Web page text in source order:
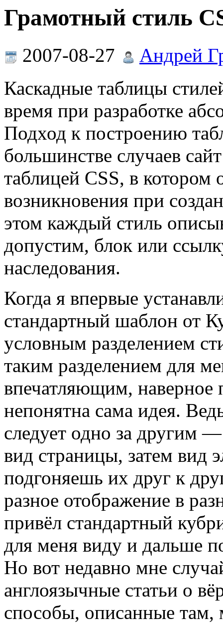
Грамотный стиль
2007-08-27
Андрей
Каскадные таблицы
время при разработке
Подход к построению
большинстве случаев
таблицей CSS, в котором
возникновения при
этом каждый стиль
допустим, блок или
наследования.
Когда я впервые
стандартный шаблон от
условным разделением
таким разделением для
впечатляющим, наверное
непонятна сама идея.
следует одно за другим
вид страницы, затем вид
подгоняешь их друг к
разное отображение в
привёл стандартный
для меня виду и дальше
Но вот недавно мне
англоязычные статьи о
способы, описанные там,